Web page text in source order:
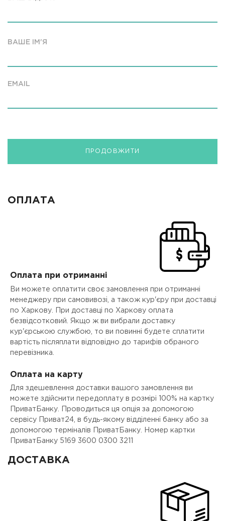
ВАШЕ ІМ'Я
EMAIL
ПРОДОВЖИТИ
ОПЛАТА
Оплата при отриманні
Ви можете оплатити своє замовлення при отриманні
менеджеру при самовивозі, а також кур'єру при доставці
по Харкову. При доставці по Харкову оплата
безвідсотковий. Якщо ж ви вибрали доставку
кур'єрською службою, то ви повинні будете сплатити
вартість післяплати відповідно до тарифів обраного
перевізника.
Оплата на карту
Для здешевлення доставки вашого замовлення ви
можете здійснити передоплату в розмірі 100% на картку
ПриватБанку. Проводиться ця опція за допомогою
сервісу Приват24, в будь-якому відділенні банку або за
допомогою терміналів ПриватБанку. Номер картки
ПриватБанку 5169 3600 0300 3211
ДОСТАВКА